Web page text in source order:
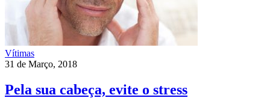
Vítimas
31 de Março, 2018
Pela sua cabeça, evite o stress